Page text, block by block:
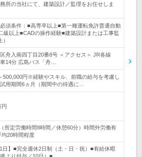
所の当社にて、建築設計／監理をお任せしま
必須条件：■高専卒以上■第一種運転免許普通自動
級以上■CADの操作経験■建築設計または工事監
舟入南四丁目20番8号 ＜アクセス＞ JR各線
14分 広島バス「舟…
500,000円※経験やスキル、前職の給与を考慮し
用期間6ヵ月（期間中の待遇に…
円
所定労働時間8時間／休憩60分）時間外労働有
20時間程度
日】■完全週休2日制（土・日・祝）■有給休暇